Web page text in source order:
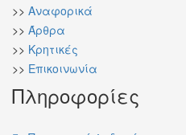
>> Αναφορικά
>> Άρθρα
>> Κρητικές
>> Επικοινωνία
Πληροφορίες